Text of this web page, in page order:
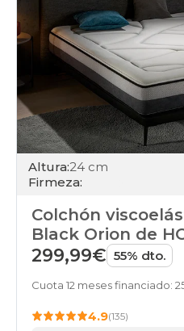
Altura:24 cm
Firmeza:
Colchón
Black Orion de
299,99€ 55% dto.
Cuota 12 meses financiado:
4.9(135)